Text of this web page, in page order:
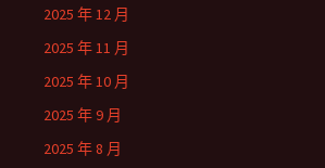
2025 年 12 月
2025 年 11 月
2025 年 10 月
2025 年 9 月
2025 年 8 月